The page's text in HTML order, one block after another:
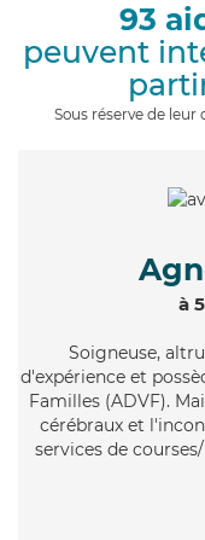
93
peuvent
Sous réserve de
à
Soigneuse,
d'expérience et
Familles (ADVF).
cérébraux et
services de